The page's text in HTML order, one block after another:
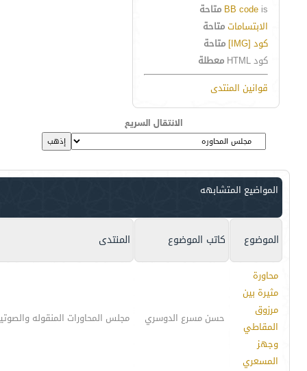
BB code is
متاحة
الابتساماتمتاحة
كود [IMG]
متاحة
كود HTML
معطلة
قوانين المنتدى
الانتقال السريع
المواضيع المتشابهه
الموضوع كاتب الموضوع المنتدى
محاورة
مثيرة بين
مرزوق
المقاطي
وجهز
المسعري
حسن مسرع الدوسري مجلس المحاورات المنقوله